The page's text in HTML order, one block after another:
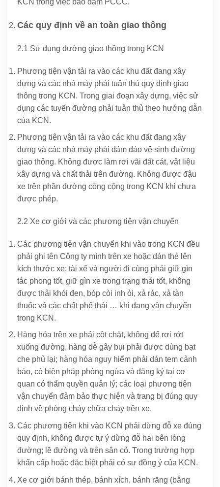
KCN trong việc bảo đảm PCCC.
Các quy định về an toàn giao thông
2.1 Sử dụng đường giao thông trong KCN
Phương tiện vận tải ra vào các khu đất đang xây
dựng và các nhà máy phải tuân thủ quy định giao
thông trong KCN. Trong giai đoạn xây dựng, việc sử
dụng các tuyến đường phải tuân thủ theo hướng dẫn
của KCN.
Phương tiện vận tải ra vào các khu đất đang xây
dựng và các nhà máy phải đảm đảo vệ sinh đường
giao thông. Không được làm rơi vãi đất cát, vật liệu
xây dựng và chất thải trên đường. Không được đậu
xe trên phần đường công cộng trong KCN khi chưa
được phép.
2.2 Xe cơ giới và các phương tiện vận chuyển
Các phương tiện vận chuyển khi vào trong KCN đều
phải ghi tên Công ty mình trên xe hoặc dán thẻ lên
kích thước xe; tài xế và người đi cùng phải giữ gìn
tác phong tốt, giữ gìn xe trong trạng thái tốt, không
được thải khói đen, bóp còi inh ỏi, xả rác, xả tàn
thuốc và các chất phế thải … khi đang vận chuyển
trong KCN.
Hàng hóa trên xe phải cột chặt, không để rơi rớt
xuống đường, hàng dễ gây bụi phải được dùng bạt
che phủ lại; hàng hóa nguy hiểm phải dán tem cảnh
báo, có biện pháp phòng ngừa và đăng ký tại cơ
quan có thẩm quyền quản lý; các loại phương tiện
vận chuyển đảm bảo thực hiện và trang bị đúng quy
định về phòng cháy chữa cháy trên xe.
Các phương tiện khi vào KCN phải dừng đỗ xe đúng
quy định, không được tự ý dừng đỗ hai bên lòng
đường; lề đường và trên sân cỏ. Trong trường hợp
khẩn cấp hoặc đặc biệt phải có sự đồng ý của KCN.
Xe cơ giới bánh thép, bánh xích, bánh răng (bằng